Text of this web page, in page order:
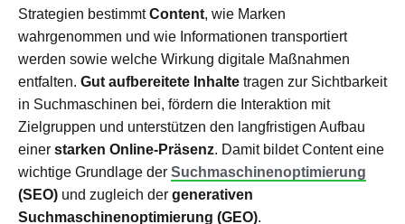
Strategien bestimmtContent, wie Marken
wahrgenommen und wie Informationen transportiert
werden sowie welche Wirkung digitale Maßnahmen
entfalten. Gut aufbereitete Inhalte tragen zur Sichtbarkeit
in Suchmaschinen bei, fördern die Interaktion mit
Zielgruppen und unterstützen den langfristigen Aufbau
einer starken Online-Präsenz. Damit bildet Content eine
wichtige Grundlage der Suchmaschinenoptimierung
(SEO) und zugleich der generativen
Suchmaschinenoptimierung (GEO).